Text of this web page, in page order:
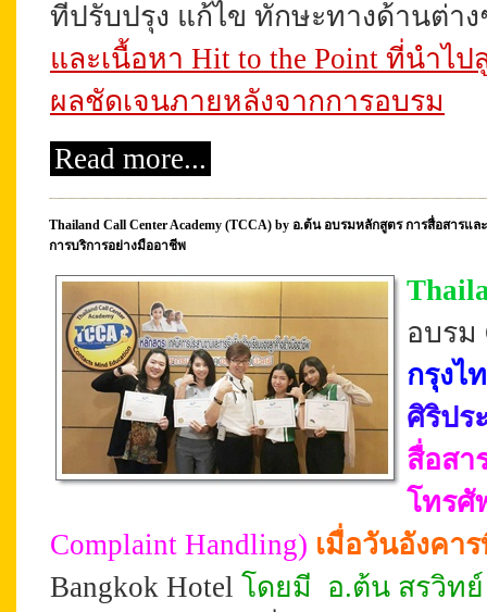
ที่ปรับปรุง แก้ไข ทักษะทางด้านต่า
และเนื้อหา Hit to the Point ที่นำไ
ผลชัดเจนภายหลังจากการอบรม
Read more...
Thailand Call Center Academy (TCCA) by อ.ต้น อบรมหลักสูตร การสื่อสารแ
การบริการอย่างมืออาชีพ
อบรม
กรุงไ
ศิริปร
สื่อสา
โทรศั
Complaint Handling) เมื่อวันอังคา
Bangkok Hotel โดยมี อ.ต้น สรวิท